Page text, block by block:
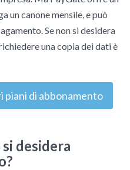
un canone mensile, e può
Se non si desidera
una copia dei dati è
piani di abbonamento
desidera